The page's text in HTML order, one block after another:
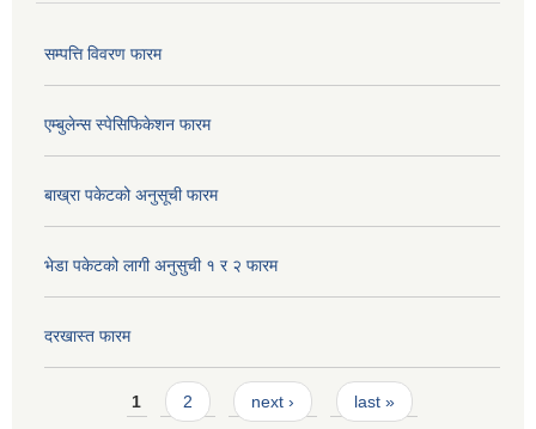
सम्पत्ति विवरण फारम
एम्बुलेन्स स्पेसिफिकेशन फारम
बाख्रा पकेटको अनुसूची फारम
भेडा पकेटको लागी अनुसुची १ र २ फारम
दरखास्त फारम
Pages1 2 next › last »